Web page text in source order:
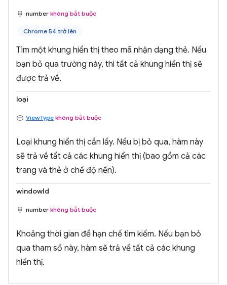
number không bắt buộc
Chrome 54 trở lên
Tìm một khung hiển thị theo mã nhận dạng thẻ. Nếu
bạn bỏ qua trường này, thì tất cả khung hiển thị sẽ
được trả về.
loại
ViewType không bắt buộc
Loại khung hiển thị cần lấy. Nếu bị bỏ qua, hàm này
sẽ trả về tất cả các khung hiển thị (bao gồm cả các
trang và thẻ ở chế độ nền).
windowId
number không bắt buộc
Khoảng thời gian để hạn chế tìm kiếm. Nếu bạn bỏ
qua tham số này, hàm sẽ trả về tất cả các khung
hiển thị.